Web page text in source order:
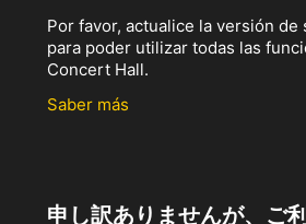
Por favor, actualice la versión de
para poder utilizar todas las
Concert Hall.
Saber más
申し訳ありませんが、ご